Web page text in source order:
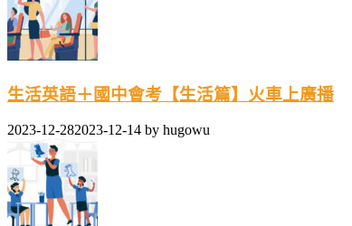
生活英語＋國中會考【生活篇】火車上廣播
2023-12-282023-12-14 by hugowu